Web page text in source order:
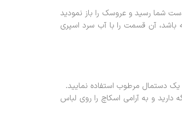
شما رسید و عروسک را باز نمودید
باشد، آن قسمت را با آب سرد اسپری
یک دستمال مرطوب استفاده نمایید.
و به آرامی اسکاچ را روی لباس